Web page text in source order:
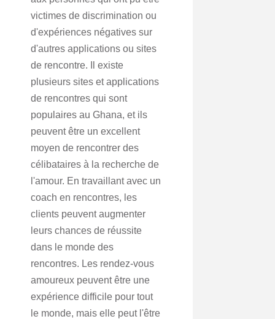
victimes de discrimination ou
d'expériences négatives sur
d'autres applications ou sites
de rencontre. Il existe
plusieurs sites et applications
de rencontres qui sont
populaires au Ghana, et ils
peuvent être un excellent
moyen de rencontrer des
célibataires à la recherche de
l'amour. En travaillant avec un
coach en rencontres, les
clients peuvent augmenter
leurs chances de réussite
dans le monde des
rencontres. Les rendez-vous
amoureux peuvent être une
expérience difficile pour tout
le monde, mais elle peut l'être